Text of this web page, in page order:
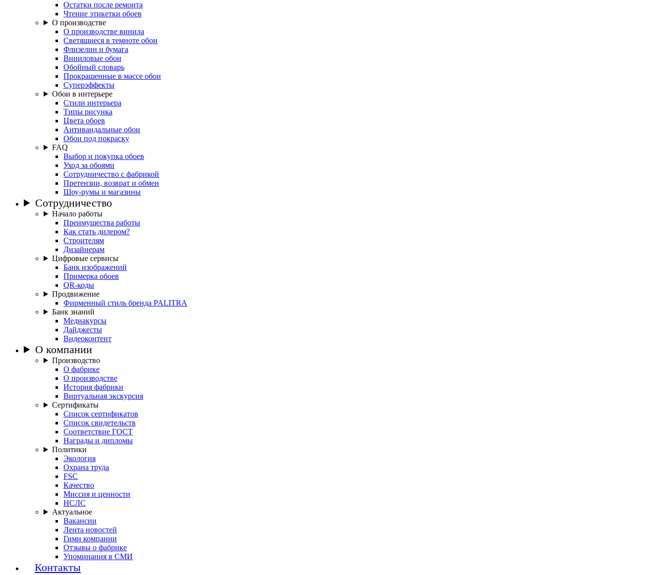
Остатки после ремонта
Чтение этикетки обоев
О производстве
О производстве винила
Светящиеся в темноте обои
Флизелин и бумага
Виниловые обои
Обойный словарь
Прокрашенные в массе обои
Суперэффекты
Обои в интерьере
Стили интерьера
Типы рисунка
Цвета обоев
Антивандальные обои
Обои под покраску
FAQ
Выбор и покупка обоев
Уход за обоями
Сотрудничество с фабрикой
Претензии, возврат и обмен
Шоу-румы и магазины
Сотрудничество
Начало работы
Преимущества работы
Как стать дилером?
Строителям
Дизайнерам
Цифровые сервисы
Банк изображений
Примерка обоев
QR-коды
Продвижение
Фирменный стиль бренда PALITRA
Банк знаний
Медиакурсы
Дайджесты
Видеоконтент
О компании
Производство
О фабрике
О производстве
История фабрики
Виртуальная экскурсия
Сертификаты
Список сертификатов
Список свидетельств
Соответствие ГОСТ
Награды и дипломы
Политики
Экология
Охрана труда
FSC
Качество
Миссия и ценности
НСЛС
Актуальное
Вакансии
Лента новостей
Гимн компании
Отзывы о фабрике
Упоминания в СМИ
Контакты